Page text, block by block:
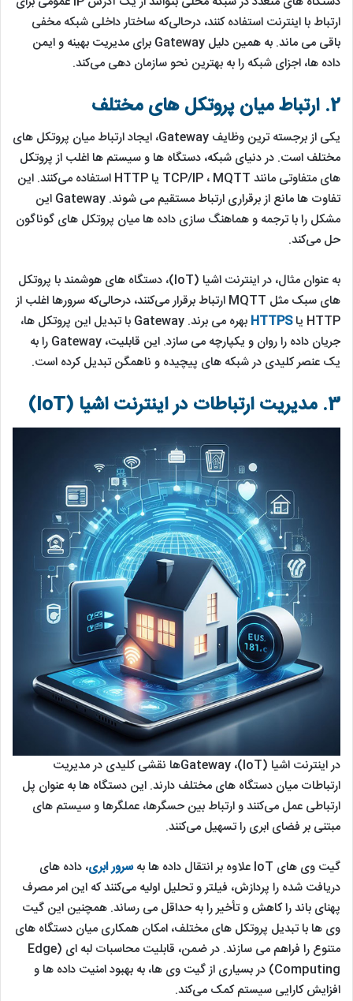
ارتباط با اینترنت استفاده کنند، درحالی‌که ساختار داخلی شبکه مخفی
باقی می ‌ماند. به همین دلیل Gateway برای مدیریت بهینه و ایمن
داده‌ ها، اجزای شبکه را به بهترین نحو سازمان ‌دهی می‌کند.
2. ارتباط میان پروتکل‌ های مختلف
یکی از برجسته ‌ترین وظایف Gateway، ایجاد ارتباط میان پروتکل ‌های
مختلف است. در دنیای شبکه، دستگاه‌ ها و سیستم ‌ها اغلب از پروتکل
‌های متفاوتی مانند TCP/IP ، MQTT یا HTTP استفاده می‌کنند. این
تفاوت‌ ها مانع از برقراری ارتباط مستقیم می ‌شوند. Gateway این
مشکل را با ترجمه و هماهنگ ‌سازی داده‌ ها میان پروتکل ‌های گوناگون
حل می‌کند.
به‌ عنوان مثال، در اینترنت اشیا (IoT)، دستگاه‌ های هوشمند با پروتکل
‌های سبک مثل MQTT ارتباط برقرار می‌کنند، درحالی‌که سرورها اغلب از
HTTP یا
HTTPS
بهره می ‌برند. Gateway با تبدیل این پروتکل‌ ها،
جریان داده را روان و یکپارچه می ‌سازد. این قابلیت، Gateway را به
یک عنصر کلیدی در شبکه ‌های پیچیده و ناهمگن تبدیل کرده است.
3. مدیریت ارتباطات در اینترنت اشیا (IoT)
در اینترنت اشیا (IoT)، Gateway‌ها نقشی کلیدی در مدیریت
ارتباطات میان دستگاه ‌های مختلف دارند. این دستگاه ‌ها به عنوان پل
ارتباطی عمل می‌کنند و ارتباط بین حسگرها، عملگرها و سیستم ‌های
مبتنی بر فضای ابری را تسهیل می‌کنند.
گیت ‌وی ‌های IoT علاوه بر انتقال داده ‌ها به سرور ابری، داده ‌های
دریافت ‌شده را پردازش، فیلتر و تحلیل اولیه می‌کنند که این امر مصرف
پهنای باند را کاهش و تأخیر را به حداقل می ‌رساند. همچنین این گیت
‌وی‌ ها با تبدیل پروتکل ‌های مختلف، امکان همکاری میان دستگاه ‌های
متنوع را فراهم می ‌سازند. در ضمن، قابلیت محاسبات لبه ‌ای (Edge
Computing) در بسیاری از گیت ‌وی ‌ها، به بهبود امنیت داده ‌ها و
افزایش کارایی سیستم کمک می‌کند.